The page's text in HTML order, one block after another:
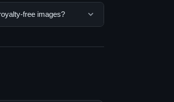
semua pengguna. Tidak
free images?